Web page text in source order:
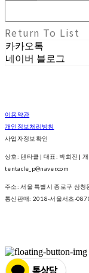
Return To List
카카오톡
네이버 블로그
이용약관
개인정보처리방침
사업자정보확인
상호: 텐타클 | 대표: 박희진 |
tentacle_p@naver.com
주소: 서울 특별시 종로구 삼
통신판매: 2018-서울서초-